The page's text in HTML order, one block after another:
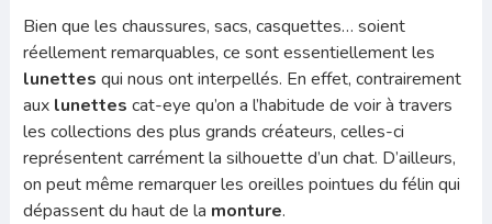
Bien que les chaussures, sacs, casquettes… soient
réellement remarquables, ce sont essentiellement les
lunettes qui nous ont interpellés. En effet, contrairement
aux lunettes cat-eye qu’on a l’habitude de voir à travers
les collections des plus grands créateurs, celles-ci
représentent carrément la silhouette d’un chat. D’ailleurs,
on peut même remarquer les oreilles pointues du félin qui
dépassent du haut de la monture.